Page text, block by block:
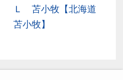
Ｌ 苫小牧【北海道
苫小牧】